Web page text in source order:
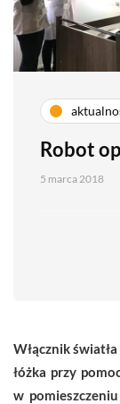
Robot
5 marca 2018
Włącznik
łóżka przy
w